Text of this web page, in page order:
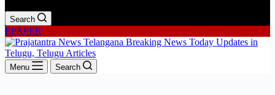
Search
EPAPER
Menu Search